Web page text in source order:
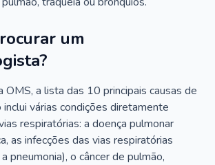
um
OMS, a lista das 10 principais causas de
várias condições diretamente
respiratórias: a doença pulmonar
as infecções das vias respiratórias
pneumonia), o câncer de pulmão,